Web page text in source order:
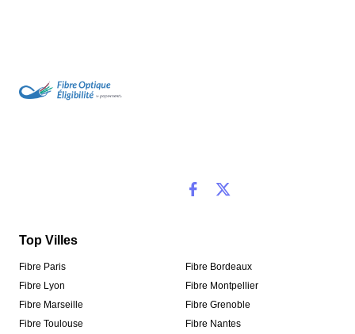
Top Villes
Fibre Paris
Fibre Lyon
Fibre Marseille
Fibre Toulouse
Fibre Bordeaux
Fibre Montpellier
Fibre Grenoble
Fibre Nantes